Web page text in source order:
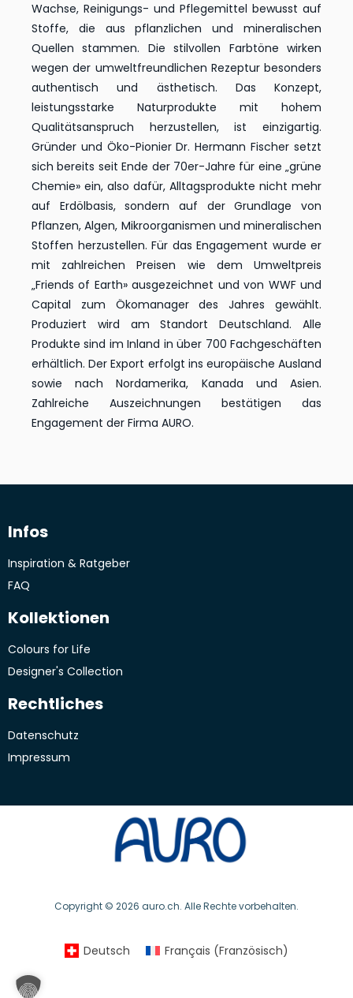
Wachse, Reinigungs- und Pflegemittel bewusst auf
Stoffe, die aus pflanzlichen und mineralischen
Quellen stammen. Die stilvollen Farbtöne wirken
wegen der umweltfreundlichen Rezeptur besonders
authentisch und ästhetisch. Das Konzept,
leistungsstarke Naturprodukte mit hohem
Qualitätsanspruch herzustellen, ist einzigartig.
Gründer und Öko-Pionier Dr. Hermann Fischer setzt
sich bereits seit Ende der 70er-Jahre für eine „grüne
Chemie» ein, also dafür, Alltagsprodukte nicht mehr
auf Erdölbasis, sondern auf der Grundlage von
Pflanzen, Algen, Mikroorganismen und mineralischen
Stoffen herzustellen. Für das Engagement wurde er
mit zahlreichen Preisen wie dem Umweltpreis
„Friends of Earth» ausgezeichnet und von WWF und
Capital zum Ökomanager des Jahres gewählt.
Produziert wird am Standort Deutschland. Alle
Produkte sind im Inland in über 700 Fachgeschäften
erhältlich. Der Export erfolgt ins europäische Ausland
sowie nach Nordamerika, Kanada und Asien.
Zahlreiche Auszeichnungen bestätigen das
Engagement der Firma AURO.
Infos
Inspiration & Ratgeber
FAQ
Kollektionen
Colours for Life
Designer's Collection
Rechtliches
Datenschutz
Impressum
Copyright © 2026 auro.ch. Alle Rechte vorbehalten.
Deutsch Français (Französisch)